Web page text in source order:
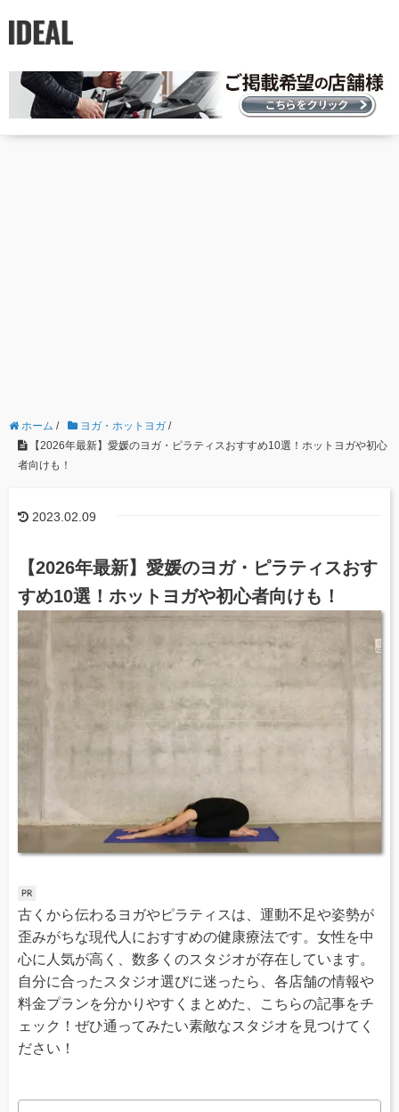
ホーム / ヨガ・ホットヨガ /
【2026年最新】愛媛のヨガ・ピラティスおすすめ10選！ホットヨガや初心
者向けも！
2023.02.09
【2026年最新】愛媛のヨガ・ピラティスおす
すめ10選！ホットヨガや初心者向けも！
古くから伝わるヨガやピラティスは、運動不足や姿勢が
歪みがちな現代人におすすめの健康療法です。女性を中
心に人気が高く、数多くのスタジオが存在しています。
自分に合ったスタジオ選びに迷ったら、各店舗の情報や
料金プランを分かりやすくまとめた、こちらの記事をチ
ェック！ぜひ通ってみたい素敵なスタジオを見つけてく
ださい！